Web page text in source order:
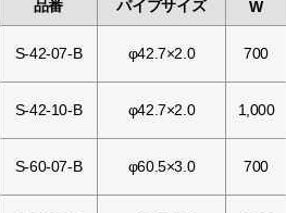
品番 パイプサイズ W
S-42-07-B φ42.7×2.0 700
S-42-10-B φ42.7×2.0 1,000
S-60-07-B φ60.5×3.0 700